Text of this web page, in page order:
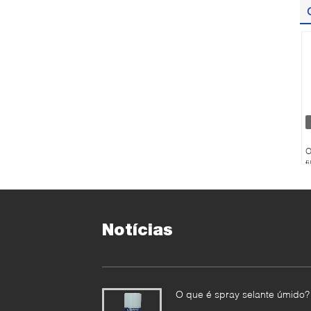
Notícias
O que é spray selante úmido?